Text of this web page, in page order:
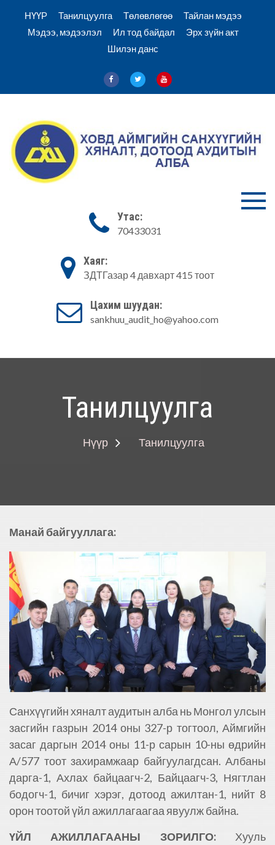
НҮҮР Танилцуулга Төлөвлөгөө
Тайлан мэдээ
Мэдээ, мэдээлэл
Ил тод байдал
Эрх зүйн акт
Шилэн данс
Ховд аймгийн
Санхүүгийн
хяналт,
Ховд Санхүү хяналт аудитын
алба
Утас:
70433031
Хаяг:
ЗДТГазар 4 давхарт 415 тоот
Цахим шуудан:
sankhuu_audit_ho@yahoo.com
Танилцуулга
Нүүр Танилцуулга
Манай байгууллага:
Санхүүгийн хяналт аудитын алба нь Монгол улсын
засгийн газрын 2014 оны 327-р тогтоол, Аймгийн
засаг даргын 2014 оны 11-р сарын 10-ны өдрийн
А/577 тоот захирамжаар байгуулагдсан. Албаны
дарга-1, Ахлах байцаагч-2, Байцаагч-3, Нягтлан
бодогч-1, бичиг хэрэг, дотоод ажилтан-1, нийт 8
орон тоотой үйл ажиллагаагаа явуулж байна.
ҮЙЛ АЖИЛЛАГААНЫ ЗОРИЛГО:Хууль